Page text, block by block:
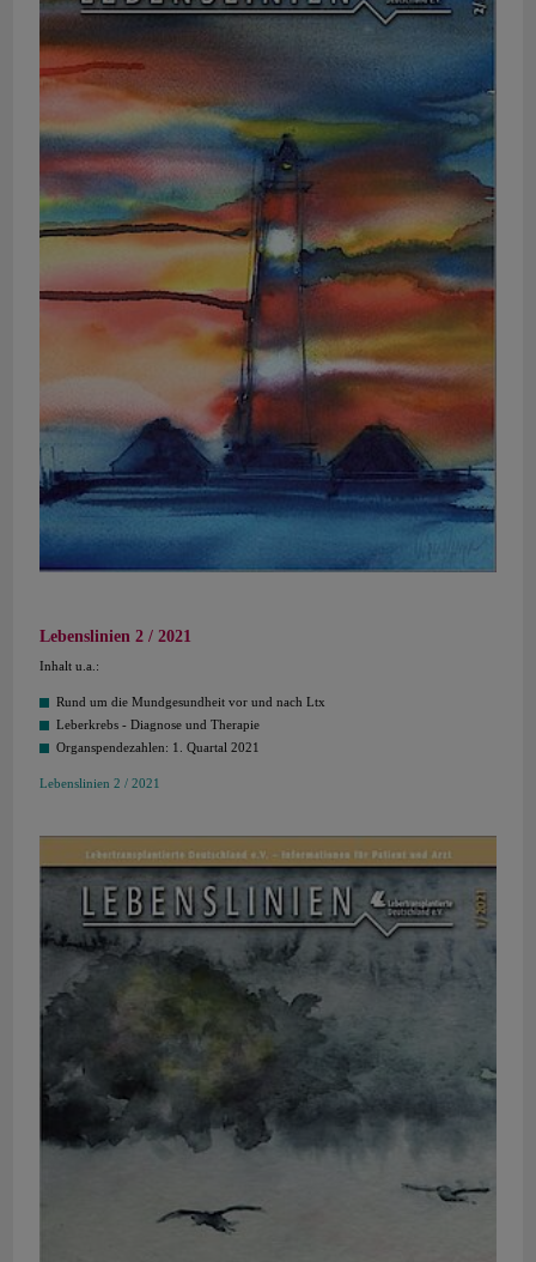
Lebenslinien 2 / 2021
Inhalt u.a.:
Rund um die Mundgesundheit vor und nach Ltx
Leberkrebs - Diagnose und Therapie
Organspendezahlen: 1. Quartal 2021
Lebenslinien 2 / 2021